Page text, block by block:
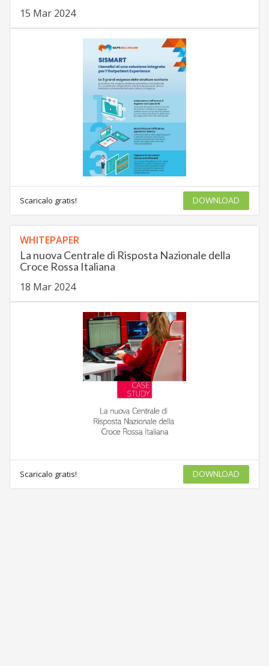
15 Mar 2024
Scaricalo gratis! DOWNLOAD
WHITEPAPER
La nuova Centrale di Risposta Nazionale della
Croce Rossa Italiana
18 Mar 2024
Scaricalo gratis! DOWNLOAD